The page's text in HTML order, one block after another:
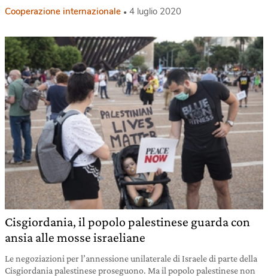
Cooperazione internazionale 4 luglio 2020
Cisgiordania, il popolo palestinese guarda con
ansia alle mosse israeliane
Le negoziazioni per l’annessione unilaterale di Israele di parte della
Cisgiordania palestinese proseguono. Ma il popolo palestinese non